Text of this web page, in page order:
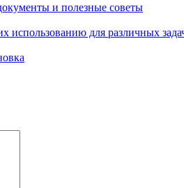
и полезные советы
использованию для различных